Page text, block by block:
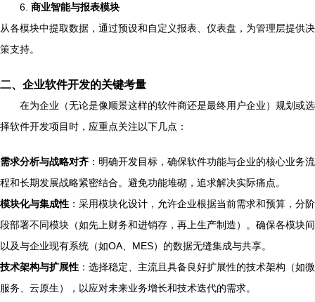
6. 商业智能与报表模块
从各模块中提取数据，通过预设和自定义报表、仪表盘，为管理层提供决
策支持。
二、企业软件开发的关键考量
在为企业（无论是像顺景这样的软件商还是最终用户企业）规划或选
择软件开发项目时，应重点关注以下几点：
需求分析与战略对齐 ：明确开发目标，确保软件功能与企业的核心业务流
程和长期发展战略紧密结合。避免功能堆砌，追求解决实际痛点。
模块化与集成性 ：采用模块化设计，允许企业根据当前需求和预算，分阶
段部署不同模块（如先上财务和进销存，再上生产制造）。确保各模块间
以及与企业现有系统（如OA、MES）的数据无缝集成与共享。
技术架构与扩展性 ：选择稳定、主流且具备良好扩展性的技术架构（如微
服务、云原生），以应对未来业务增长和技术迭代的需求。